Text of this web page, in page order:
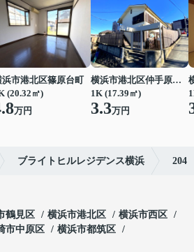
浜市港北区篠原台町
(20.32㎡)
万円
横浜市港北区仲手原１丁目
1K (17.39㎡)
3.3万円
ブライトヒルレジデンス横浜 204
鶴見区 横浜市港北区
横浜市西区
市中原区
横浜市都筑区